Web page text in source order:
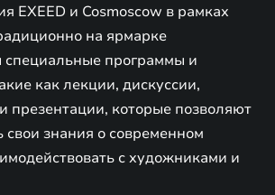
EXEED и Cosmoscow в рамках
на ярмарке
специальные программы и
как лекции, дискуссии,
презентации, которые позволяют
свои знания о современном
с художниками и